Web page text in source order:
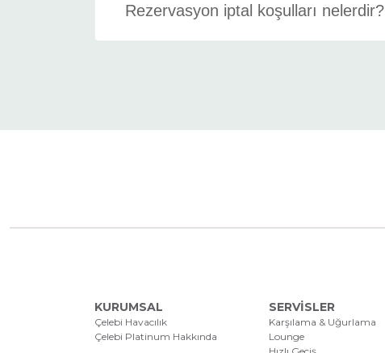
Rezervasyon iptal koşulları nelerdir?
KURUMSAL
Çelebi Havacılık
Çelebi Platinum Hakkında
SERVİSLER
Karşılama & Uğurlama
Lounge
Hızlı Geçiş